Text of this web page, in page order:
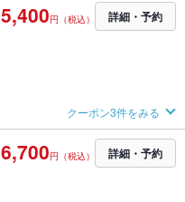
5,400円（税込） 詳細・予約
クーポン3件をみる
6,700円（税込） 詳細・予約